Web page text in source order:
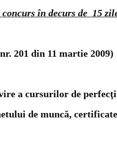
în decurs de 15
201 din 11 martie 2009)
a cursurilor de
de muncă,